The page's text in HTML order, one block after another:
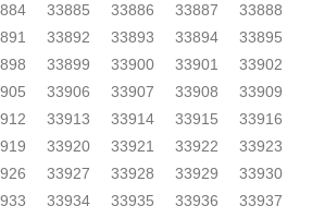
33885 33886 33887
33888
33892 33893 33894
33895
33899 33900 33901
33902
33906 33907 33908
33909
33913 33914 33915
33916
33920 33921 33922
33923
33927 33928 33929
33930
33934 33935 33936
33937